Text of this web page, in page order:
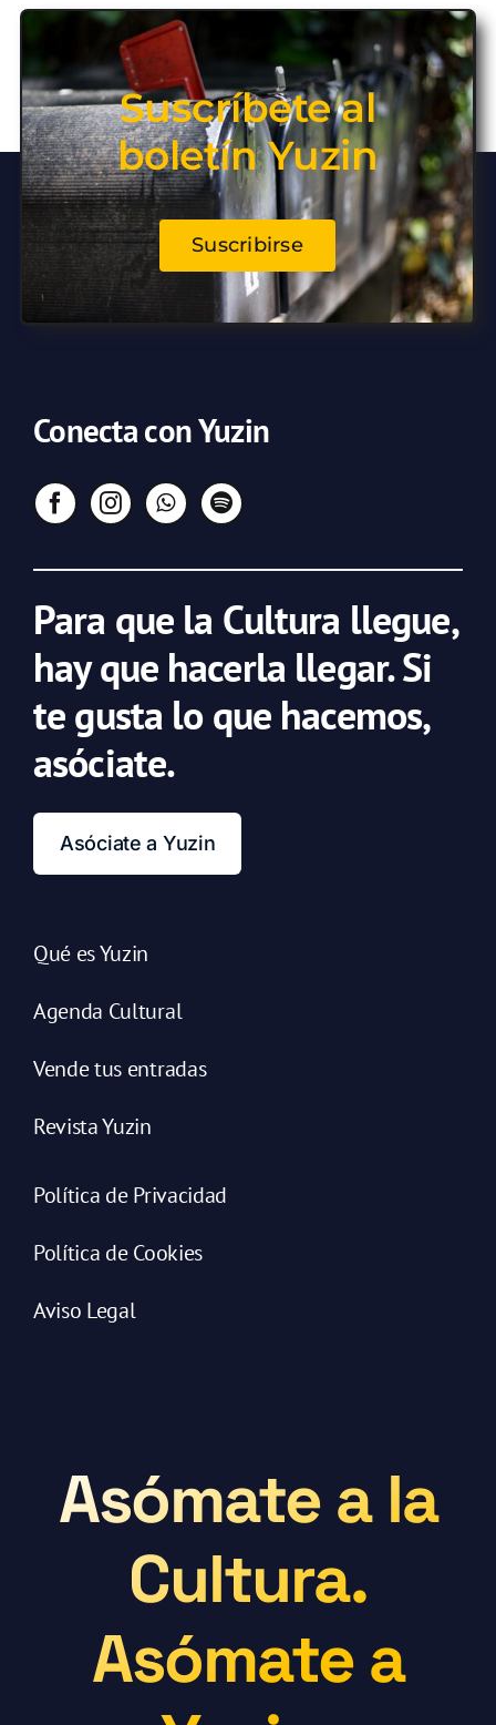
Suscríbete al
boletín Yuzin
Suscribirse
Conecta con Yuzin
Para que la Cultura llegue,
hay que hacerla llegar. Si
te gusta lo que hacemos,
asóciate.
Asóciate a Yuzin
Qué es Yuzin
Agenda Cultural
Vende tus entradas
Revista Yuzin
Política de Privacidad
Política de Cookies
Aviso Legal
Asómate a la
Cultura.
Asómate a